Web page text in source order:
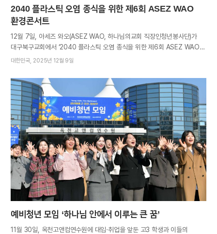
2040 플라스틱 오염 종식을 위한 제6회 ASEZ WAO
환경콘서트
12월 7일, 아세즈 와오(ASEZ WAO, 하나님의교회 직장인청년봉사단)가
대구북구교회에서 ‘2040 플라스틱 오염 종식을 위한 제6회 ASEZ WAO
환경콘서트’를 개최했다. 아세즈 와오는 플라스틱 오염의 심각성을 알리고
환경콘서트를 국내외에서 열고 있다. 2024년 12월 성남 판교신도시 소재
새예루살렘 판교성전을 시작으로 페루 포셋, 미국 CO 덴버, 말레이시아
쿠알라룸푸르, 네팔 랄릿푸르에서 잇따라 진행됐다. 대구광역시에서 열린
이번 환경콘서트는 대구·경북권 아세즈 와오 활동가와 회원, 하나님의 교회
성도, 시민 및 각계 인사 약 600명이 참석한 가운데, 전문가의 환경 강연과
누구나 쉽게 공감할 수 있는 ‘노래’를 통해 환경의식을 고취했다. 1부
개회식에서 박규서 아세즈 와오 대구북구지부장은 “개개인의 행동이 모이면
세상을 변화시키는 위대한 역사를 만들 수 있다. 이 자리가 플라스틱 오염
종식을 향한 한 걸음이 되길 바란다”고 말했다. 이재화 대구광역시의회
부의장은 “환경문제는 미래세대만의…
대한민국 2025년 12월 9일
예비청년 모임 ‘하나님 안에서 이루는 큰 꿈’
11월 30일, 옥천고앤컴연수원에 대입·취업을 앞둔 고3 학생과 이들의